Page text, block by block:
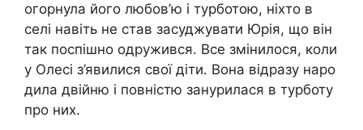
огорнула його любов’ю і турботою, ніхто в
селі навіть не став засуджувати Юрія, що він
так поспішно одружився. Все змінилося, коли
у Олесі з’явилися свої діти. Вона відразу наро
дила двійню і повністю занурилася в турботу
про них.